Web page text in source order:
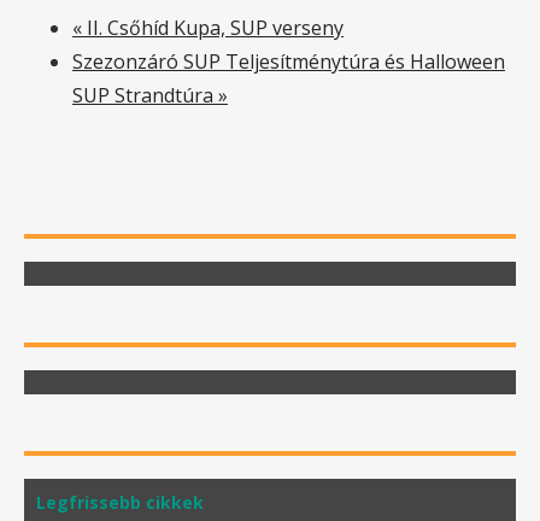
« II. Csőhíd Kupa, SUP verseny
Szezonzáró SUP Teljesítménytúra és Halloween
SUP Strandtúra »
Legfrissebb cikkek